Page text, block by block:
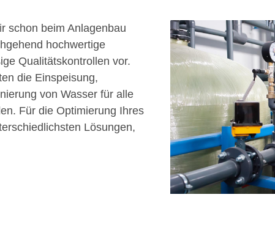
schon beim Anlagenbau
hochwertige
Qualitätskontrollen vor.
die Einspeisung,
von Wasser für alle
Für die Optimierung Ihres
Lösungen,